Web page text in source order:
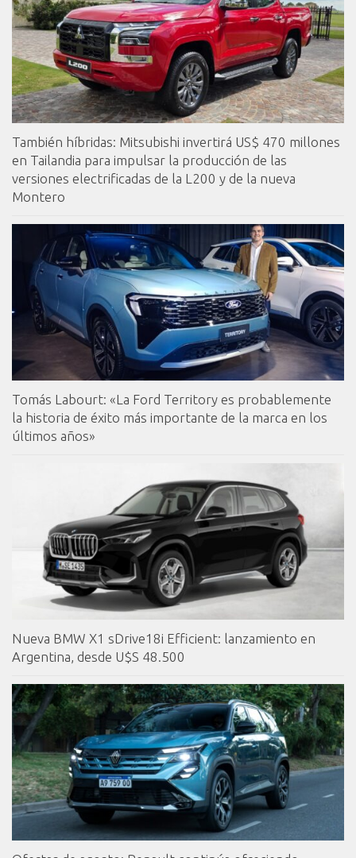
También híbridas: Mitsubishi invertirá US$ 470 millones
en Tailandia para impulsar la producción de las
versiones electrificadas de la L200 y de la nueva
Montero
Tomás Labourt: «La Ford Territory es probablemente
la historia de éxito más importante de la marca en los
últimos años»
Nueva BMW X1 sDrive18i Efficient: lanzamiento en
Argentina, desde U$S 48.500